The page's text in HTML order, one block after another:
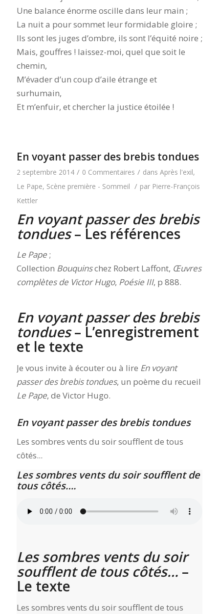
Une balance énorme oscille dans leur main ;
La nuit a pour sommet leur formidable gloire ;
Ils sont les juges d’ombre, ils sont l’équité noire ;
Mais, gouffres ! laissez-moi, quel que soit le
chemin,
M’évader d’un coup d’aile étrange et
surhumain,
Et m’enfuir, et chercher la justice étoilée !
En voyant passer des brebis tondues
2 septembre 2014 / 0 Commentaires / dans Après l'exil,
Le Pape, Scène première - Sommeil / par Pierre-François
Kettler
En voyant passer des brebis
tondues– Les références
Le Pape;
Collection Bouquinschez Robert Laffont, Œuvres
complètes de Victor Hugo, Poésie III, p 888.
En voyant passer des brebis
tondues– L’enregistrement
et le texte
Je vous invite à écouter ou à lire En voyant
passer des brebis tondues, un poème du recueil
Le Pape, de Victor Hugo.
En voyant passer des brebis tondues
Les sombres vents du soir soufflent de tous
côtés...
Les sombres vents du soir soufflent de
tous côtés….
Les sombres vents du soir
soufflent de tous côtés… –
Le texte
Les sombres vents du soir soufflent de tous